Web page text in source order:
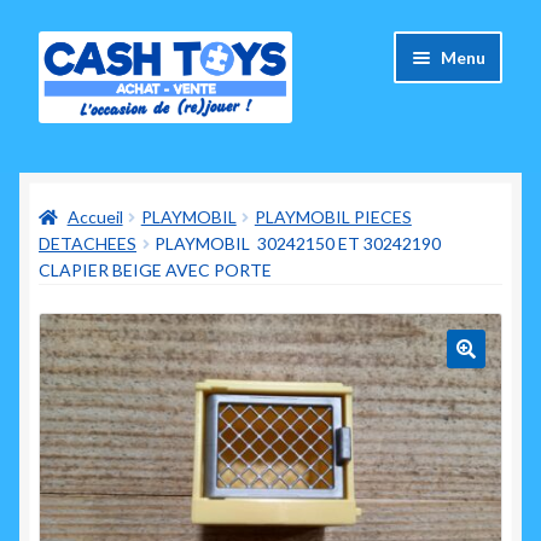
Aller
à
Aller
au
contenu
Menu
Carte Cadeau
Panier
Mes commandes
Mon compte
A propos de nous
Ouvrir
le
menu
Accueil PLAYMOBIL
PLAYMOBIL PIECES
DETACHEES
PLAYMOBIL 30242150 ET 30242190
CLAPIER BEIGE AVEC PORTE
🔍